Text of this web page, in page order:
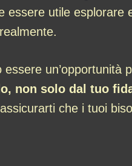
essere utile esplorare
un’opportunità
non solo dal tuo
che i tuoi